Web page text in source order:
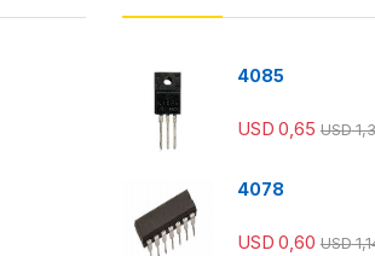
4085
USD 0,65 USD
4078
USD 0,60 USD